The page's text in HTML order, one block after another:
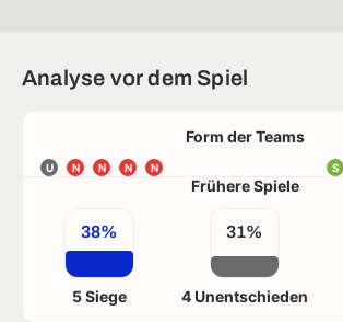
Analyse vor dem Spiel
Form der Teams
U N N N N S
Frühere Spiele
38%
5 Siege
31%
4 Unentschieden